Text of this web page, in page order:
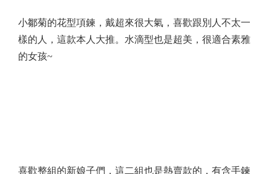
小鄒菊的花型項鍊，戴超來很大氣，喜歡跟別人不太一
樣的人，這款本人大推。水滴型也是超美，很適合素雅
的女孩~
喜歡整組的新娘子們，這二組也是熱賣款的，有含手鍊